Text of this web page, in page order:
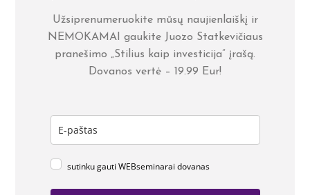
Užsiprenumeruokite mūsų naujienlaiškį ir
NEMOKAMAI gaukite Juozo Statkevičiaus
pranešimo „Stilius kaip investicija” įrašą.
Dovanos vertė – 19.99 Eur!
sutinku gauti WEBseminarai dovanas